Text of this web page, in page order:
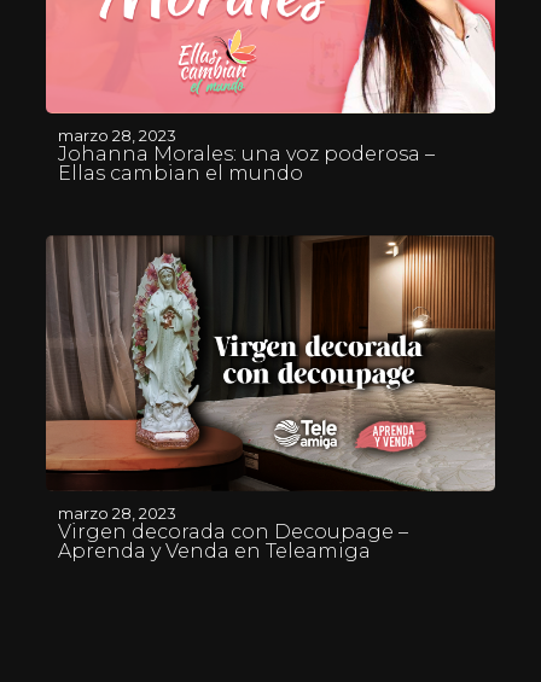
marzo 28, 2023
Johanna Morales: una voz poderosa –
Ellas cambian el mundo
marzo 28, 2023
Virgen decorada con Decoupage –
Aprenda y Venda en Teleamiga